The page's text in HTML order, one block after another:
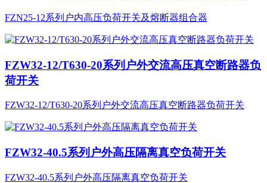
FZN25-12系列户内高压负荷开关及熔断器组合器
FZW32-12/T630-20系列户外交流高压真空断路器负
荷开关
FZW32-12/T630-20系列户外交流高压真空断路器负荷开关
FZW32-40.5系列户外高压隔离真空负荷开关
FZW32-40.5系列户外高压隔离真空负荷开关